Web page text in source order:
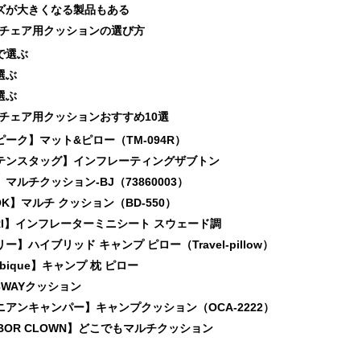
が大きくなる製品もある
ェア用クッションの選び方
選ぶ
ぶ
ぶ
ェア用クッションおすすめ10選
ーク】マット&ピロー（TM-094R）
ンスタッグ】インフレーティングザブトン
マルチクッション-BJ（73860003）
】マルチ クッション（BD-550）
】インフレーターミニシート スウェード調
ー】ハイブリッド キャンプ ピロー（Travel-pillow）
】キャンプ 枕 ピロー
クッション
アンキャンパー】キャンプクッション（OCA-2222）
CLOWN】どこでもマルチクッション